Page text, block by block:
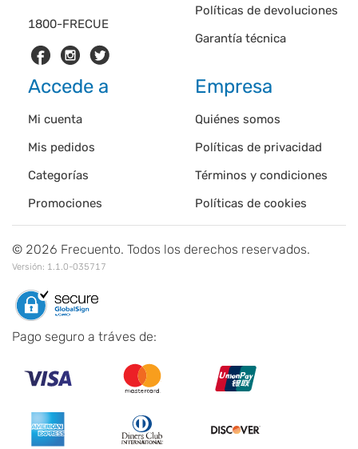
1800-FRECUE
Políticas de devoluciones
Garantía técnica
Accede a
Mi cuenta
Mis pedidos
Categorías
Promociones
Empresa
Quiénes somos
Políticas de privacidad
Términos y condiciones
Políticas de cookies
© 2026 Frecuento. Todos los derechos reservados.
Versión: 1.1.0-035717
Pago seguro a tráves de: